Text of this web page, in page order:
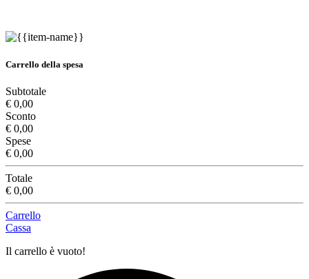
Carrello della spesa
Subtotale
€ 0,00
Sconto
€ 0,00
Spese
€ 0,00
Totale
€ 0,00
Carrello
Cassa
Il carrello è vuoto!